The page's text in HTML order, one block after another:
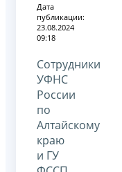
Дата
публикации:
23.08.2024
09:18
Сотрудники
УФНС
России
по
Алтайскому
краю
и ГУ